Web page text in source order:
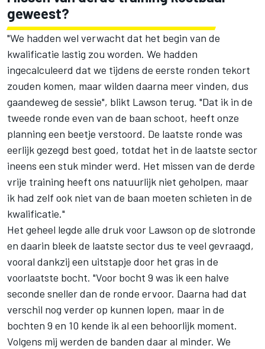
geweest?
"We hadden wel verwacht dat het begin van de
kwalificatie lastig zou worden. We hadden
ingecalculeerd dat we tijdens de eerste ronden tekort
zouden komen, maar wilden daarna meer vinden, dus
gaandeweg de sessie", blikt Lawson terug. "Dat ik in de
tweede ronde even van de baan schoot, heeft onze
planning een beetje verstoord. De laatste ronde was
eerlijk gezegd best goed, totdat het in de laatste sector
ineens een stuk minder werd. Het missen van de derde
vrije training heeft ons natuurlijk niet geholpen, maar
ik had zelf ook niet van de baan moeten schieten in de
kwalificatie."
Het geheel legde alle druk voor Lawson op de slotronde
en daarin bleek de laatste sector dus te veel gevraagd,
vooral dankzij een uitstapje door het gras in de
voorlaatste bocht. "Voor bocht 9 was ik een halve
seconde sneller dan de ronde ervoor. Daarna had dat
verschil nog verder op kunnen lopen, maar in de
bochten 9 en 10 kende ik al een behoorlijk moment.
Volgens mij werden de banden daar al minder. We